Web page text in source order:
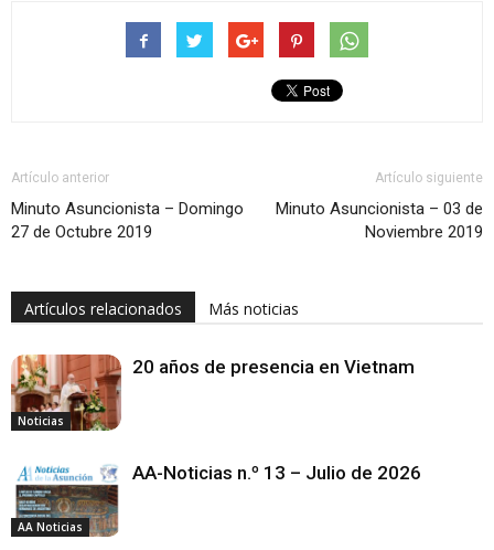
Artículo anterior
Minuto Asuncionista – Domingo
27 de Octubre 2019
Artículo siguiente
Minuto Asuncionista – 03 de
Noviembre 2019
Artículos relacionados Más noticias
Noticias
20 años de presencia en Vietnam
AA Noticias
AA-Noticias n.º 13 – Julio de 2026